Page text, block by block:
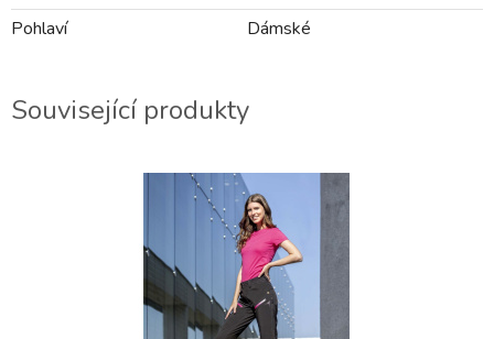
Pohlaví
Dámské
Související produkty